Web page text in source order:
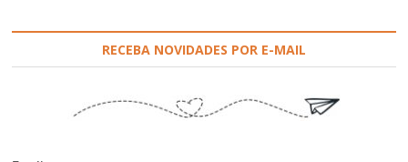
RECEBA NOVIDADES POR E-MAIL